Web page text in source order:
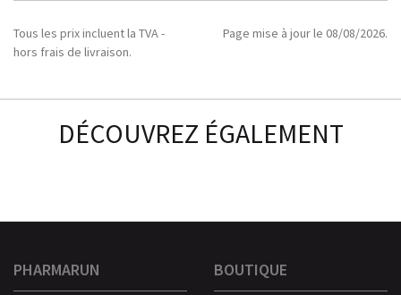
Tous les prix incluent la TVA -
hors frais de livraison.
Page mise à jour le 08/08/2026.
DÉCOUVREZ ÉGALEMENT
PHARMARUN BOUTIQUE